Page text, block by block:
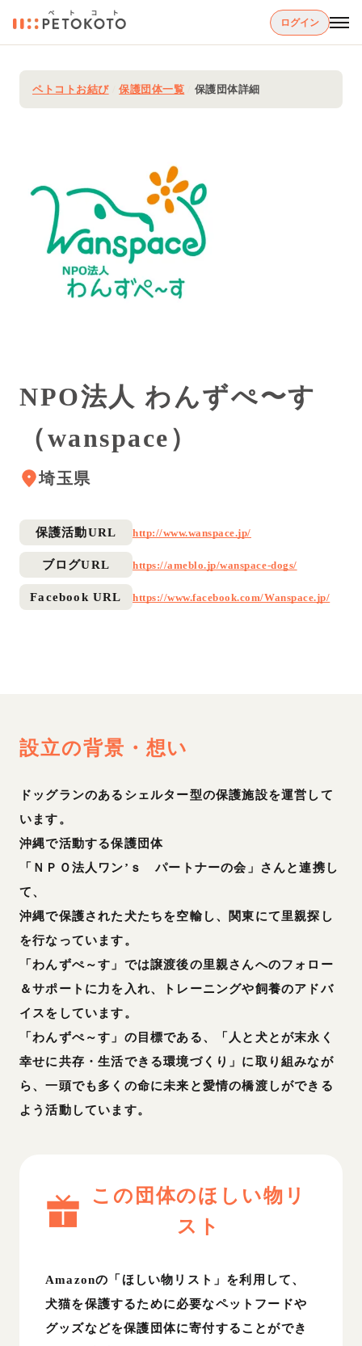
ログイン
ペトコトお結び 保護団体一覧 保護団体詳細
NPO法人 わんずぺ〜す
（wanspace）
埼玉県
保護活動URL http://www.wanspace.jp/
ブログURL https://ameblo.jp/wanspace-dogs/
Facebook URL https://www.facebook.com/Wanspace.jp/
設立の背景・想い
ドッグランのあるシェルター型の保護施設を運営して
います。
沖縄で活動する保護団体
「ＮＰＯ法人ワン’ｓ パートナーの会」さんと連携し
て、
沖縄で保護された犬たちを空輸し、関東にて里親探し
を行なっています。
「わんずぺ～す」では譲渡後の里親さんへのフォロー
＆サポートに力を入れ、トレーニングや飼養のアドバ
イスをしています。
「わんずぺ～す」の目標である、「人と犬とが末永く
幸せに共存・生活できる環境づくり」に取り組みなが
ら、一頭でも多くの命に未来と愛情の橋渡しができる
よう活動しています。
この団体のほしい物リ
スト
Amazonの「ほしい物リスト」を利用して、
犬猫を保護するために必要なペットフードや
グッズなどを保護団体に寄付することができ